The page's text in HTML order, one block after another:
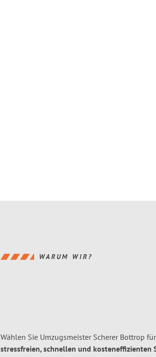
WARUM WIR?
Wählen Sie Umzugsmeister Scherer Bottrop
stressfreien, schnellen und kosteneffizienten